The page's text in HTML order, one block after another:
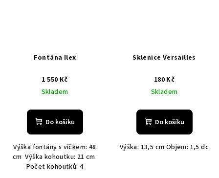
Fontána Ilex
1 550 Kč
Skladem
Do košíku
Výška fontány s víčkem: 48
cm Výška kohoutku: 21 cm
Počet kohoutků: 4
Sklenice Versailles
180 Kč
Skladem
Do košíku
Výška: 13,5 cm Objem: 1,5 dc